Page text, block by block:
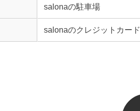
salonaの駐車場
salonaのクレジットカード